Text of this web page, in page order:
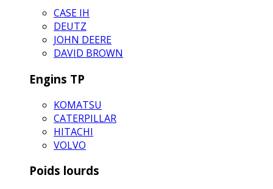
CASE IH
DEUTZ
JOHN DEERE
DAVID BROWN
Engins TP
KOMATSU
CATERPILLAR
HITACHI
VOLVO
Poids lourds